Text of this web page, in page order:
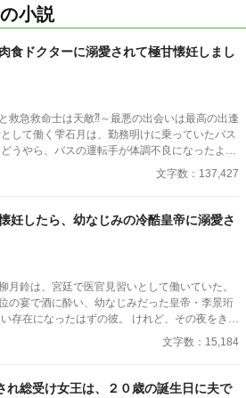
小説
食ドクターに溺愛されて極甘懐妊しまし
救急救命士は天敵⁈～最悪の出会いは最高の出逢
のマスク姿の男がAEDを持ってバスに乗り込ん
と呼んだのだ。 医療従事者と思われるボサボサ
の処置をして、月が文句を言う間もなく、救急
の出会いをし、二度と会いた
の仕事内容
あると思います。
文字数：137,427
妊したら、幼なじみの冷酷皇帝に溺愛さ
月鈴は、宮廷で医官見習いとして働いていた。
の宴で酒に酔い、幼なじみだった皇帝・李景珩
出す。 冷酷と恐れられる皇帝が、
は甘すぎて――。
文字数：15,184
れ総受け女王は、２０歳の誕生日に夫で